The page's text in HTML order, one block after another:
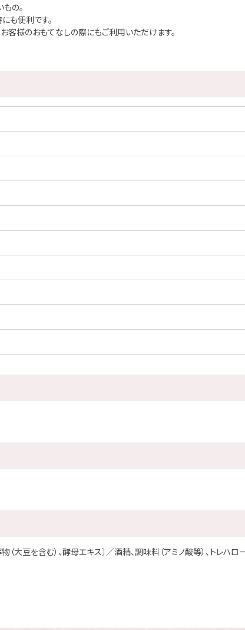
の。
も便利です。
客様のおもてなしの際にもご利用いただけます。
大豆を含む）、酵母エキス〕／酒精、調味料（アミノ酸等）、トレハ